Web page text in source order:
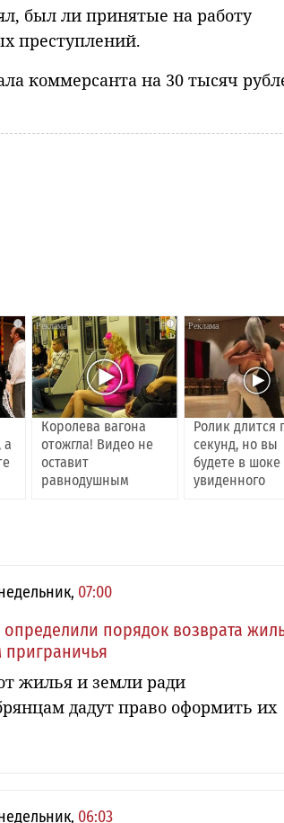
был ли принятые на работу
преступлений.
коммерсанта на 30 тысяч
i
а
i
Королева вагона
отожгла! Видео не
оставит
равнодушным
Ролик длится
секунд, но вы
будете в шоке
увиденного
07:00
определили порядок возврата
жилья и земли ради
дадут право оформить их
06:03